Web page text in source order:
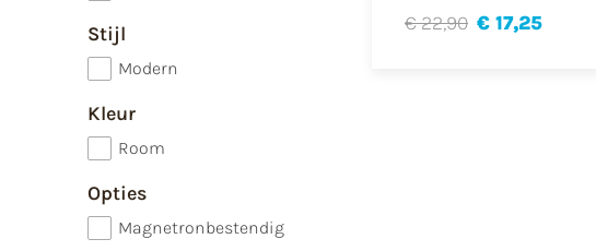
Stijl
Modern
Kleur
Room
Opties
Magnetronbestendig
€ 22,90 € 17,25